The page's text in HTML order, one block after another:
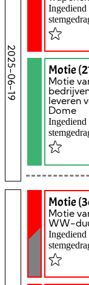
2025-06-19
Ingediend
Motie
Motie
leveren
Dome
Ingediend
Motie
Motie
WW-
Ingediend